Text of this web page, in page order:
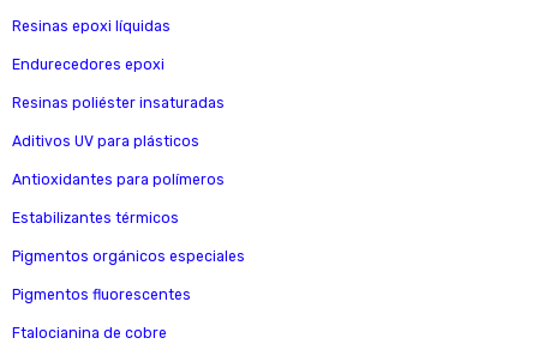
Resinas epoxi líquidas
Endurecedores epoxi
Resinas poliéster insaturadas
Aditivos UV para plásticos
Antioxidantes para polímeros
Estabilizantes térmicos
Pigmentos orgánicos especiales
Pigmentos fluorescentes
Ftalocianina de cobre